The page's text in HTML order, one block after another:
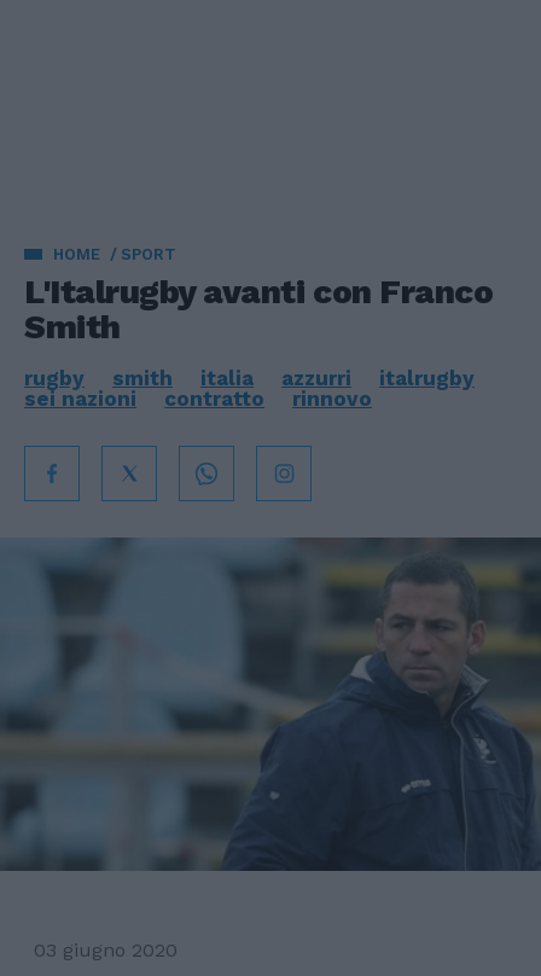
HOME SPORT
L'Italrugby avanti con Franco
Smith
rugby smith italia azzurri
italrugby
sei nazioni
contratto rinnovo
03 giugno 2020